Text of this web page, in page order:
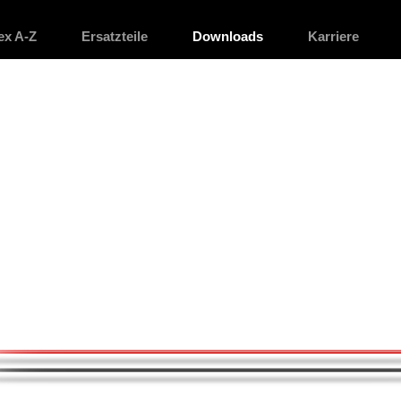
A-Z Ersatzteile Downloads Karriere